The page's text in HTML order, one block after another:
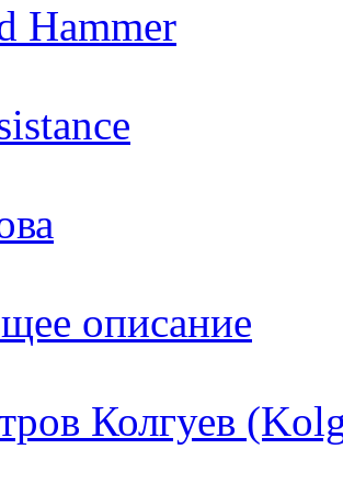
Hammer
описание
Колгуев